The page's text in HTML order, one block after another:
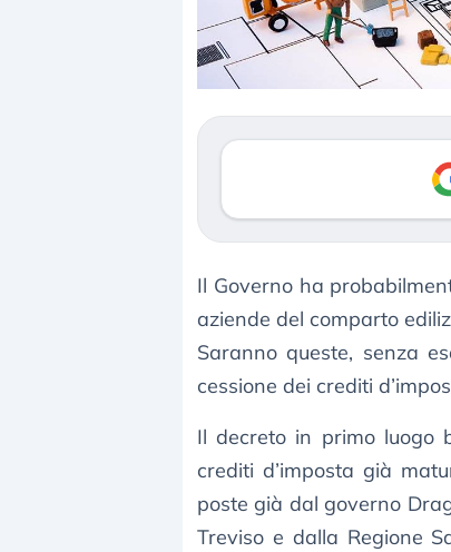
Il Governo ha
aziende del comparto
Saranno queste, senza
cessione dei crediti
Il decreto in primo luogo
crediti d’imposta già
poste già dal governo
Treviso e dalla Regione
Dalle
correzione.
repricing degli
3 agosto 2026